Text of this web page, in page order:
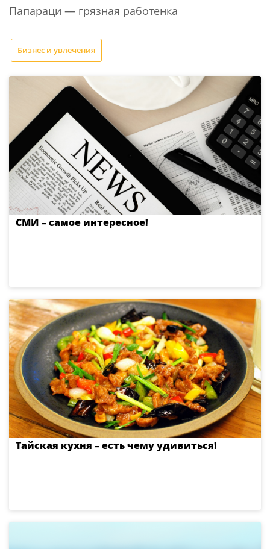
Папараци — грязная работенка
Бизнес и увлечения
СМИ – самое интересное!
Тайская кухня – есть чему удивиться!